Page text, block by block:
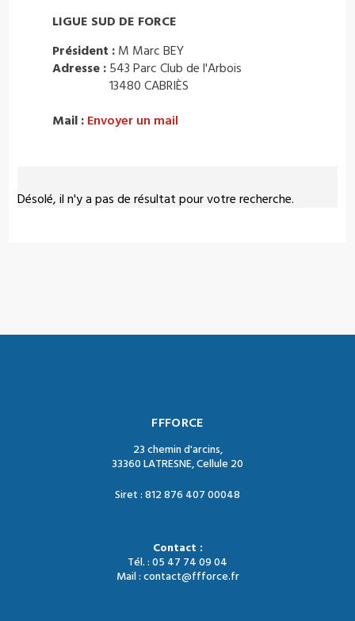
Désolé, il n'y a pas de résultat pour votre recherche.
LIGUE SUD DE FORCE
Président : M Marc BEY
Adresse : 543 Parc Club de l'Arbois
13480 CABRIÈS
Mail : Envoyer un mail
FFFORCE
23 chemin d'arcins,
33360 LATRESNE, Cellule 20
Siret : 812 876 407 00048
Contact :
Tél. : 05 47 74 09 04
Mail : contact@ffforce.fr